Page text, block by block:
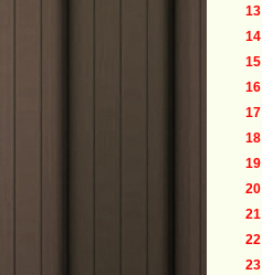
13
14
15
16
17
18
19
20
21
22
23